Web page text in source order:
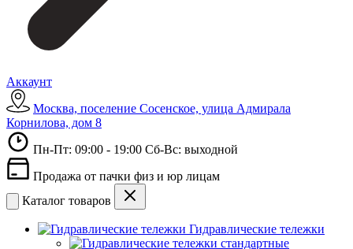
Аккаунт
Москва, поселение Сосенское, улица Адмирала
Корнилова, дом 8
Пн-Пт: 09:00 - 19:00 Сб-Вс: выходной
Продажа от пачки физ и юр лицам
Каталог товаров
Гидравлические тележки